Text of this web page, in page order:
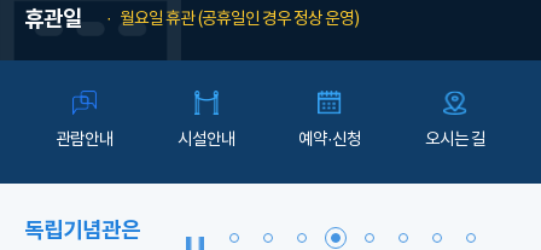
휴관일 월요일 휴관 (공휴일인 경우 정상 운영)
관람안내 시설안내 예약·신청 오시는 길
독립기념관은